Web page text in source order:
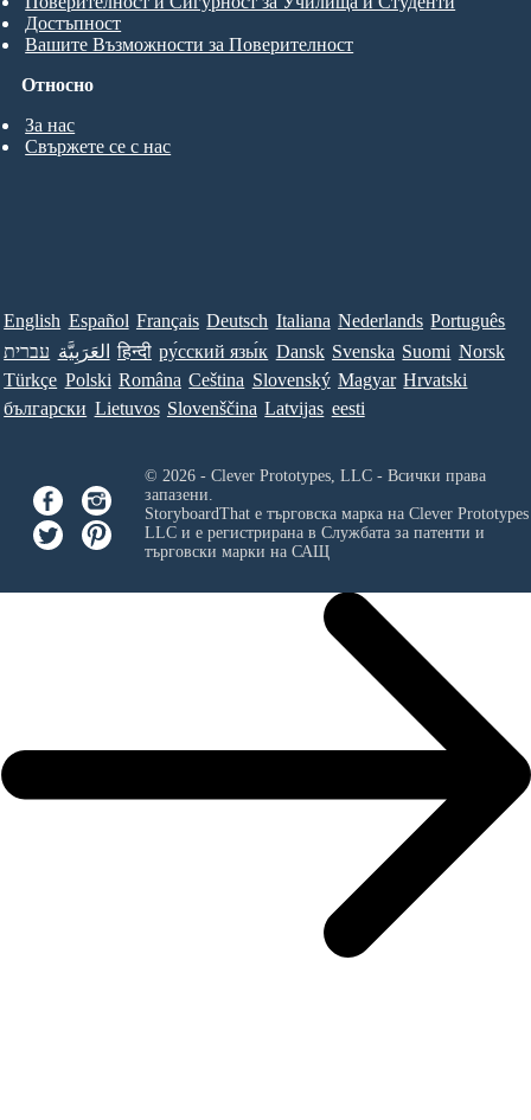
Относно
За нас
Свържете се с нас
Достъпност
Вашите Възможности за Поверителност
English Español Français Deutsch Italiana Nederlands Português
עברית العَرَبِيَّة हिन्दी ру́сский язы́к Dansk Svenska Suomi Norsk
Türkçe Polski Româna Ceština Slovenský Magyar Hrvatski
български Lietuvos Slovenščina Latvijas eesti
© 2026 - Clever Prototypes, LLC - Всички права
запазени.
StoryboardThat е търговска марка на Clever
LLCи е регистрирана в Службата за патенти и
търговски марки на САЩ